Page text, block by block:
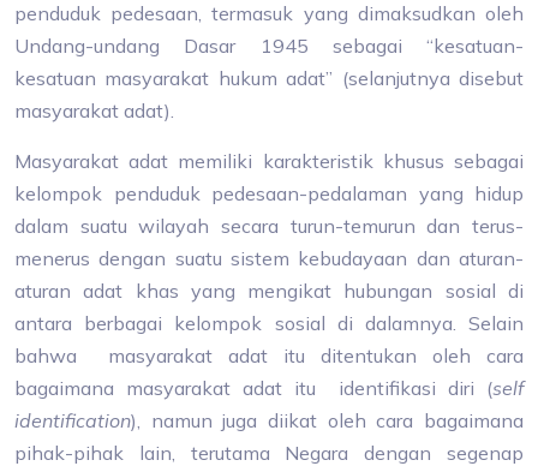
penduduk pedesaan, termasuk yang dimaksudkan oleh
Undang-undang Dasar 1945 sebagai “kesatuan-
kesatuan masyarakat hukum adat” (selanjutnya disebut
masyarakat adat).
Masyarakat adat memiliki karakteristik khusus sebagai
kelompok penduduk pedesaan-pedalaman yang hidup
dalam suatu wilayah secara turun-temurun dan terus-
menerus dengan suatu sistem kebudayaan dan aturan-
aturan adat khas yang mengikat hubungan sosial di
antara berbagai kelompok sosial di dalamnya. Selain
bahwa masyarakat adat itu ditentukan oleh cara
bagaimana masyarakat adat itu identifikasi diri (self
identification), namun juga diikat oleh cara bagaimana
pihak-pihak lain, terutama Negara dengan segenap